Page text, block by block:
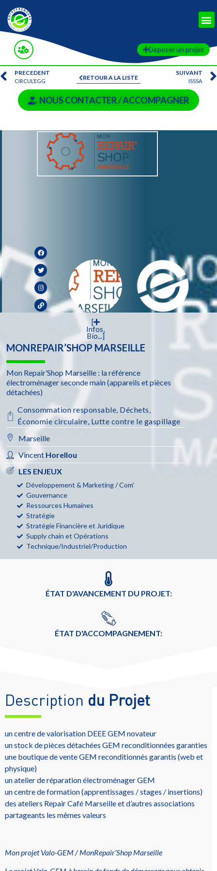
Deposer un projet
RETOUR A LA LISTE
PRECEDENT
CIRCUL’EGG
SUIVANT
ISSSA
NOUS CONTACTER / ACCOMPAGNER
[
Infos,
Bio...]
MONREPAIR’SHOP MARSEILLE
Mon Repair’Shop Marseille : la référence
électroménager seconde main (appareils et pièces
détachées)
Consommation responsable, Déchets,
Économie circulaire, Lutte contre le gaspillage
Marseille
Vincent Horellou
LES ENJEUX
Développement & Marketing / Com'
Gouvernance
Ressources Humaines
Stratégie
Stratégie Financière et Juridique
Supply chain et Opérations
Technique/Industriel/Production
ÉTAT D'AVANCEMENT DU PROJET:
ÉTAT D'ACCOMPAGNEMENT:
Description du Projet
un centre de valorisation DEEE GEM novateur
un stock de pièces détachées GEM reconditionnées garanties
une boutique de vente GEM reconditionnés garantis (web et
physique)
un atelier de réparation électroménager GEM
un centre de formation (apprentissages / stages / insertions)
des ateliers Repair Café Marseille et d’autres associations
partageants les mêmes valeurs
Mon projet Valo-GEM / MonRepair’Shop Marseille